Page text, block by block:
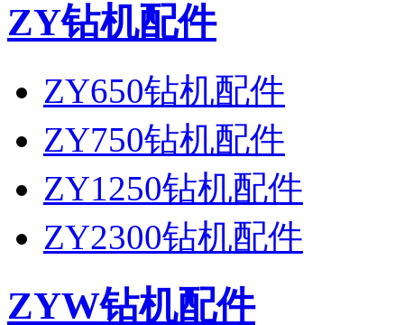
ZY钻机配件
ZY650钻机配件
ZY750钻机配件
ZY1250钻机配件
ZY2300钻机配件
ZYW钻机配件